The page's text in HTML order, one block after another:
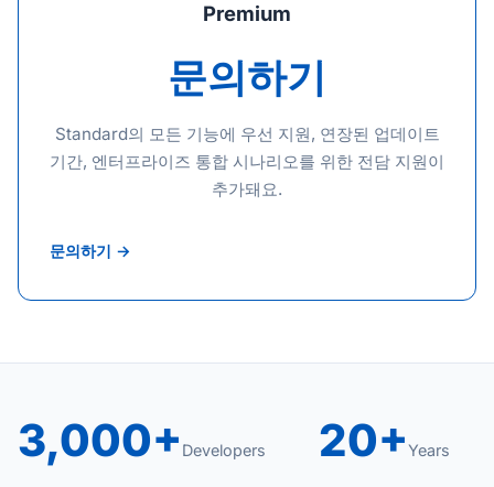
Premium
문의하기
Standard의 모든 기능에 우선 지원, 연장된 업데이트
기간, 엔터프라이즈 통합 시나리오를 위한 전담 지원이
추가돼요.
문의하기 →
3,000+ Developers 20+Years